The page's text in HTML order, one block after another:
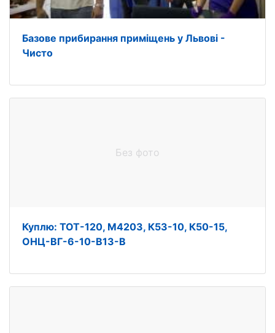
Базове прибирання приміщень у Львові -
Чисто
Без фото
Куплю: ТОТ-120, М4203, К53-10, К50-15,
ОНЦ-ВГ-6-10-В13-В